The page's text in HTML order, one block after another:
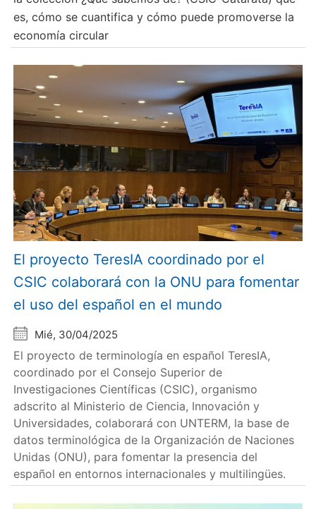
es, cómo se cuantifica y cómo puede promoverse la
economía circular
El proyecto TeresIA coordinado por el
CSIC colaborará con la ONU para fomentar
el uso del español en el mundo
Mié, 30/04/2025
El proyecto de terminología en español TeresIA,
coordinado por el Consejo Superior de
Investigaciones Científicas (CSIC), organismo
adscrito al Ministerio de Ciencia, Innovación y
Universidades, colaborará con UNTERM, la base de
datos terminológica de la Organización de Naciones
Unidas (ONU), para fomentar la presencia del
español en entornos internacionales y multilingües.